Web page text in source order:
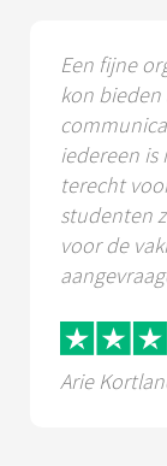
Een fijne
kon bieden
iedereen is
terecht
studenten
voor de
Arie